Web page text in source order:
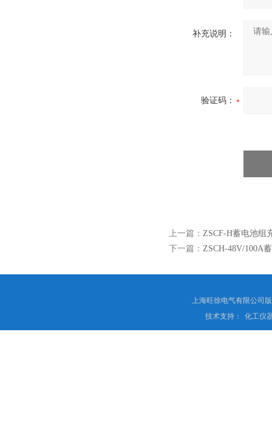
补充说明：
验证码：
上一篇： ZSCF-H蓄电池组
下一篇： ZSCH-48V/100A
上海旺徐电气有限公司
技术支持：
化工仪